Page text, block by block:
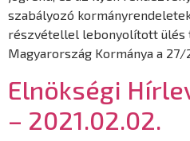
szabályozó
részvétellel lebonyolított ülés
Magyarország Kormánya a 27/
Elnökségi
– 2021.02.02.